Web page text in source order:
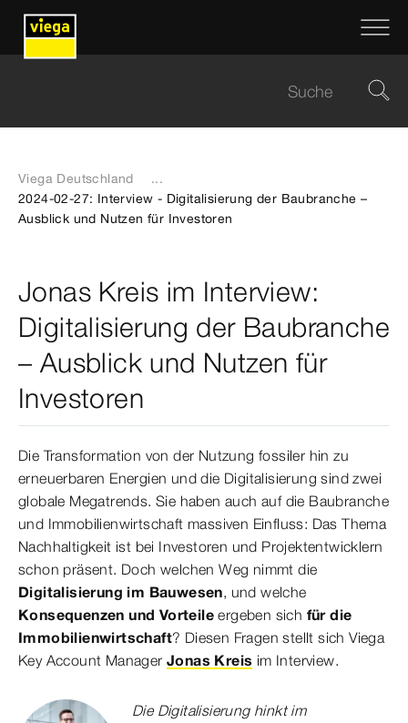
Viega Deutschland
...
2024-02-27: Interview - Digitalisierung der Baubranche –
Ausblick und Nutzen für Investoren
Jonas Kreis im Interview:
Digitalisierung der Baubranche
– Ausblick und Nutzen für
Investoren
Die Transformation von der Nutzung fossiler hin zu
erneuerbaren Energien und die Digitalisierung sind zwei
globale Megatrends. Sie haben auch auf die Baubranche
und Immobilienwirtschaft massiven Einfluss: Das Thema
Nachhaltigkeit ist bei Investoren und Projektentwicklern
schon präsent. Doch welchen Weg nimmt die
Digitalisierung im Bauwesen, und welche
Konsequenzen und Vorteile ergeben sich für die
Immobilienwirtschaft? Diesen Fragen stellt sich Viega
Key Account Manager Jonas Kreis im Interview.
Die Digitalisierung hinkt im